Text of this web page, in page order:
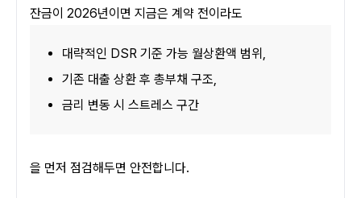
잔금이 2026년이면 지금은 계약 전이라도
대략적인 DSR 기준 가능 월상환액 범위,
기존 대출 상환 후 총부채 구조,
금리 변동 시 스트레스 구간
을 먼저 점검해두면 안전합니다.